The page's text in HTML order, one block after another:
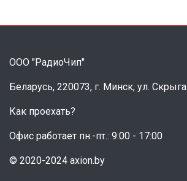
ООО "РадиоЧип"
Беларусь, 220073, г. Минск, ул.
Как проехать?
Офис работает пн.-пт.: 9:00 - 17:00
© 2020-2024 axion.by